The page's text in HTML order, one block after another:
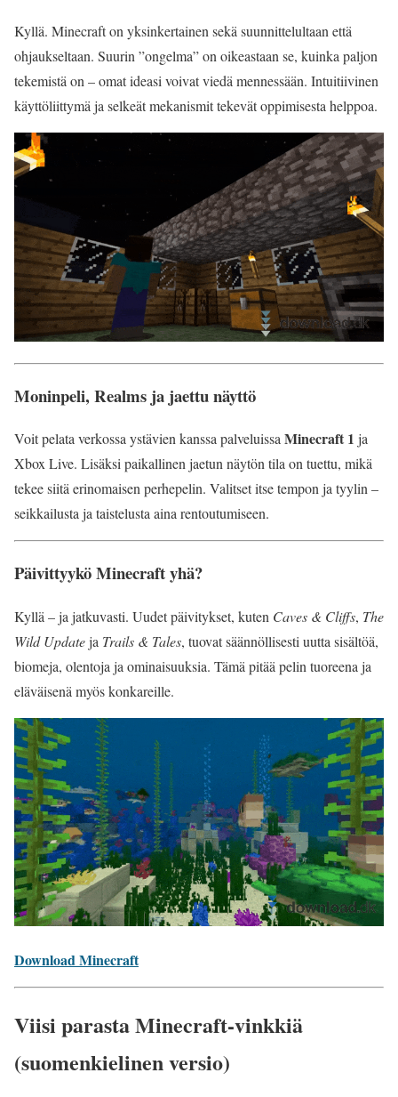
Kyllä. Minecraft on yksinkertainen sekä suunnittelultaan että
ohjaukseltaan. Suurin ”ongelma” on oikeastaan se, kuinka paljon
tekemistä on – omat ideasi voivat viedä mennessään. Intuitiivinen
käyttöliittymä ja selkeät mekanismit tekevät oppimisesta helppoa.
Moninpeli, Realms ja jaettu näyttö
Voit pelata verkossa ystävien kanssa palveluissaMinecraft 1 ja
Xbox Live. Lisäksi paikallinen jaetun näytön tila on tuettu, mikä
tekee siitä erinomaisen perhepelin. Valitset itse tempon ja tyylin –
seikkailusta ja taistelusta aina rentoutumiseen.
Päivittyykö Minecraft yhä?
Kyllä – ja jatkuvasti. Uudet päivitykset, kuten Caves & Cliffs, The
Wild Updateja Trails & Tales, tuovat säännöllisesti uutta sisältöä,
biomeja, olentoja ja ominaisuuksia. Tämä pitää pelin tuoreena ja
eläväisenä myös konkareille.
Download Minecraft
Viisi parasta Minecraft-vinkkiä
(suomenkielinen versio)